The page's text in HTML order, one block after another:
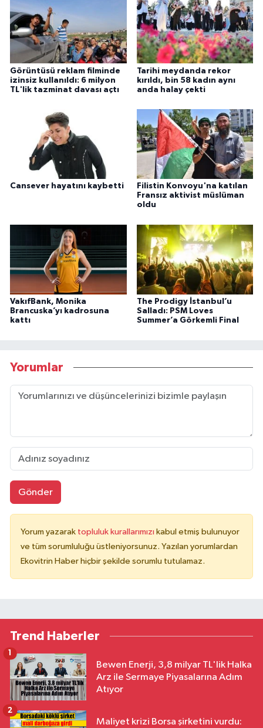
Görüntüsü reklam filminde
izinsiz kullanıldı: 6 milyon
TL'lik tazminat davası açtı
Tarihi meydanda rekor
kırıldı, bin 58 kadın aynı
anda halay çekti
Cansever hayatını kaybetti
Filistin Konvoyu'na katılan
Fransız aktivist müslüman
oldu
VakıfBank, Monika
Brancuska’yı kadrosuna
kattı
The Prodigy İstanbul’u
Salladı: PSM Loves
Summer’a Görkemli Final
Yorumlar
Gönder
Yorum yazarak topluluk kurallarımızı kabul etmiş bulunuyor
ve tüm sorumluluğu üstleniyorsunuz. Yazılan yorumlardan
Ekovitrin Haber hiçbir şekilde sorumlu tutulamaz.
Trend Haberler
Bewen Enerji, 3,8 milyar TL'lik Halka
Arz ile Sermaye Piyasalarına Adım
Atıyor
1
Maliyet krizi Borsa şirketini vurdu:
2